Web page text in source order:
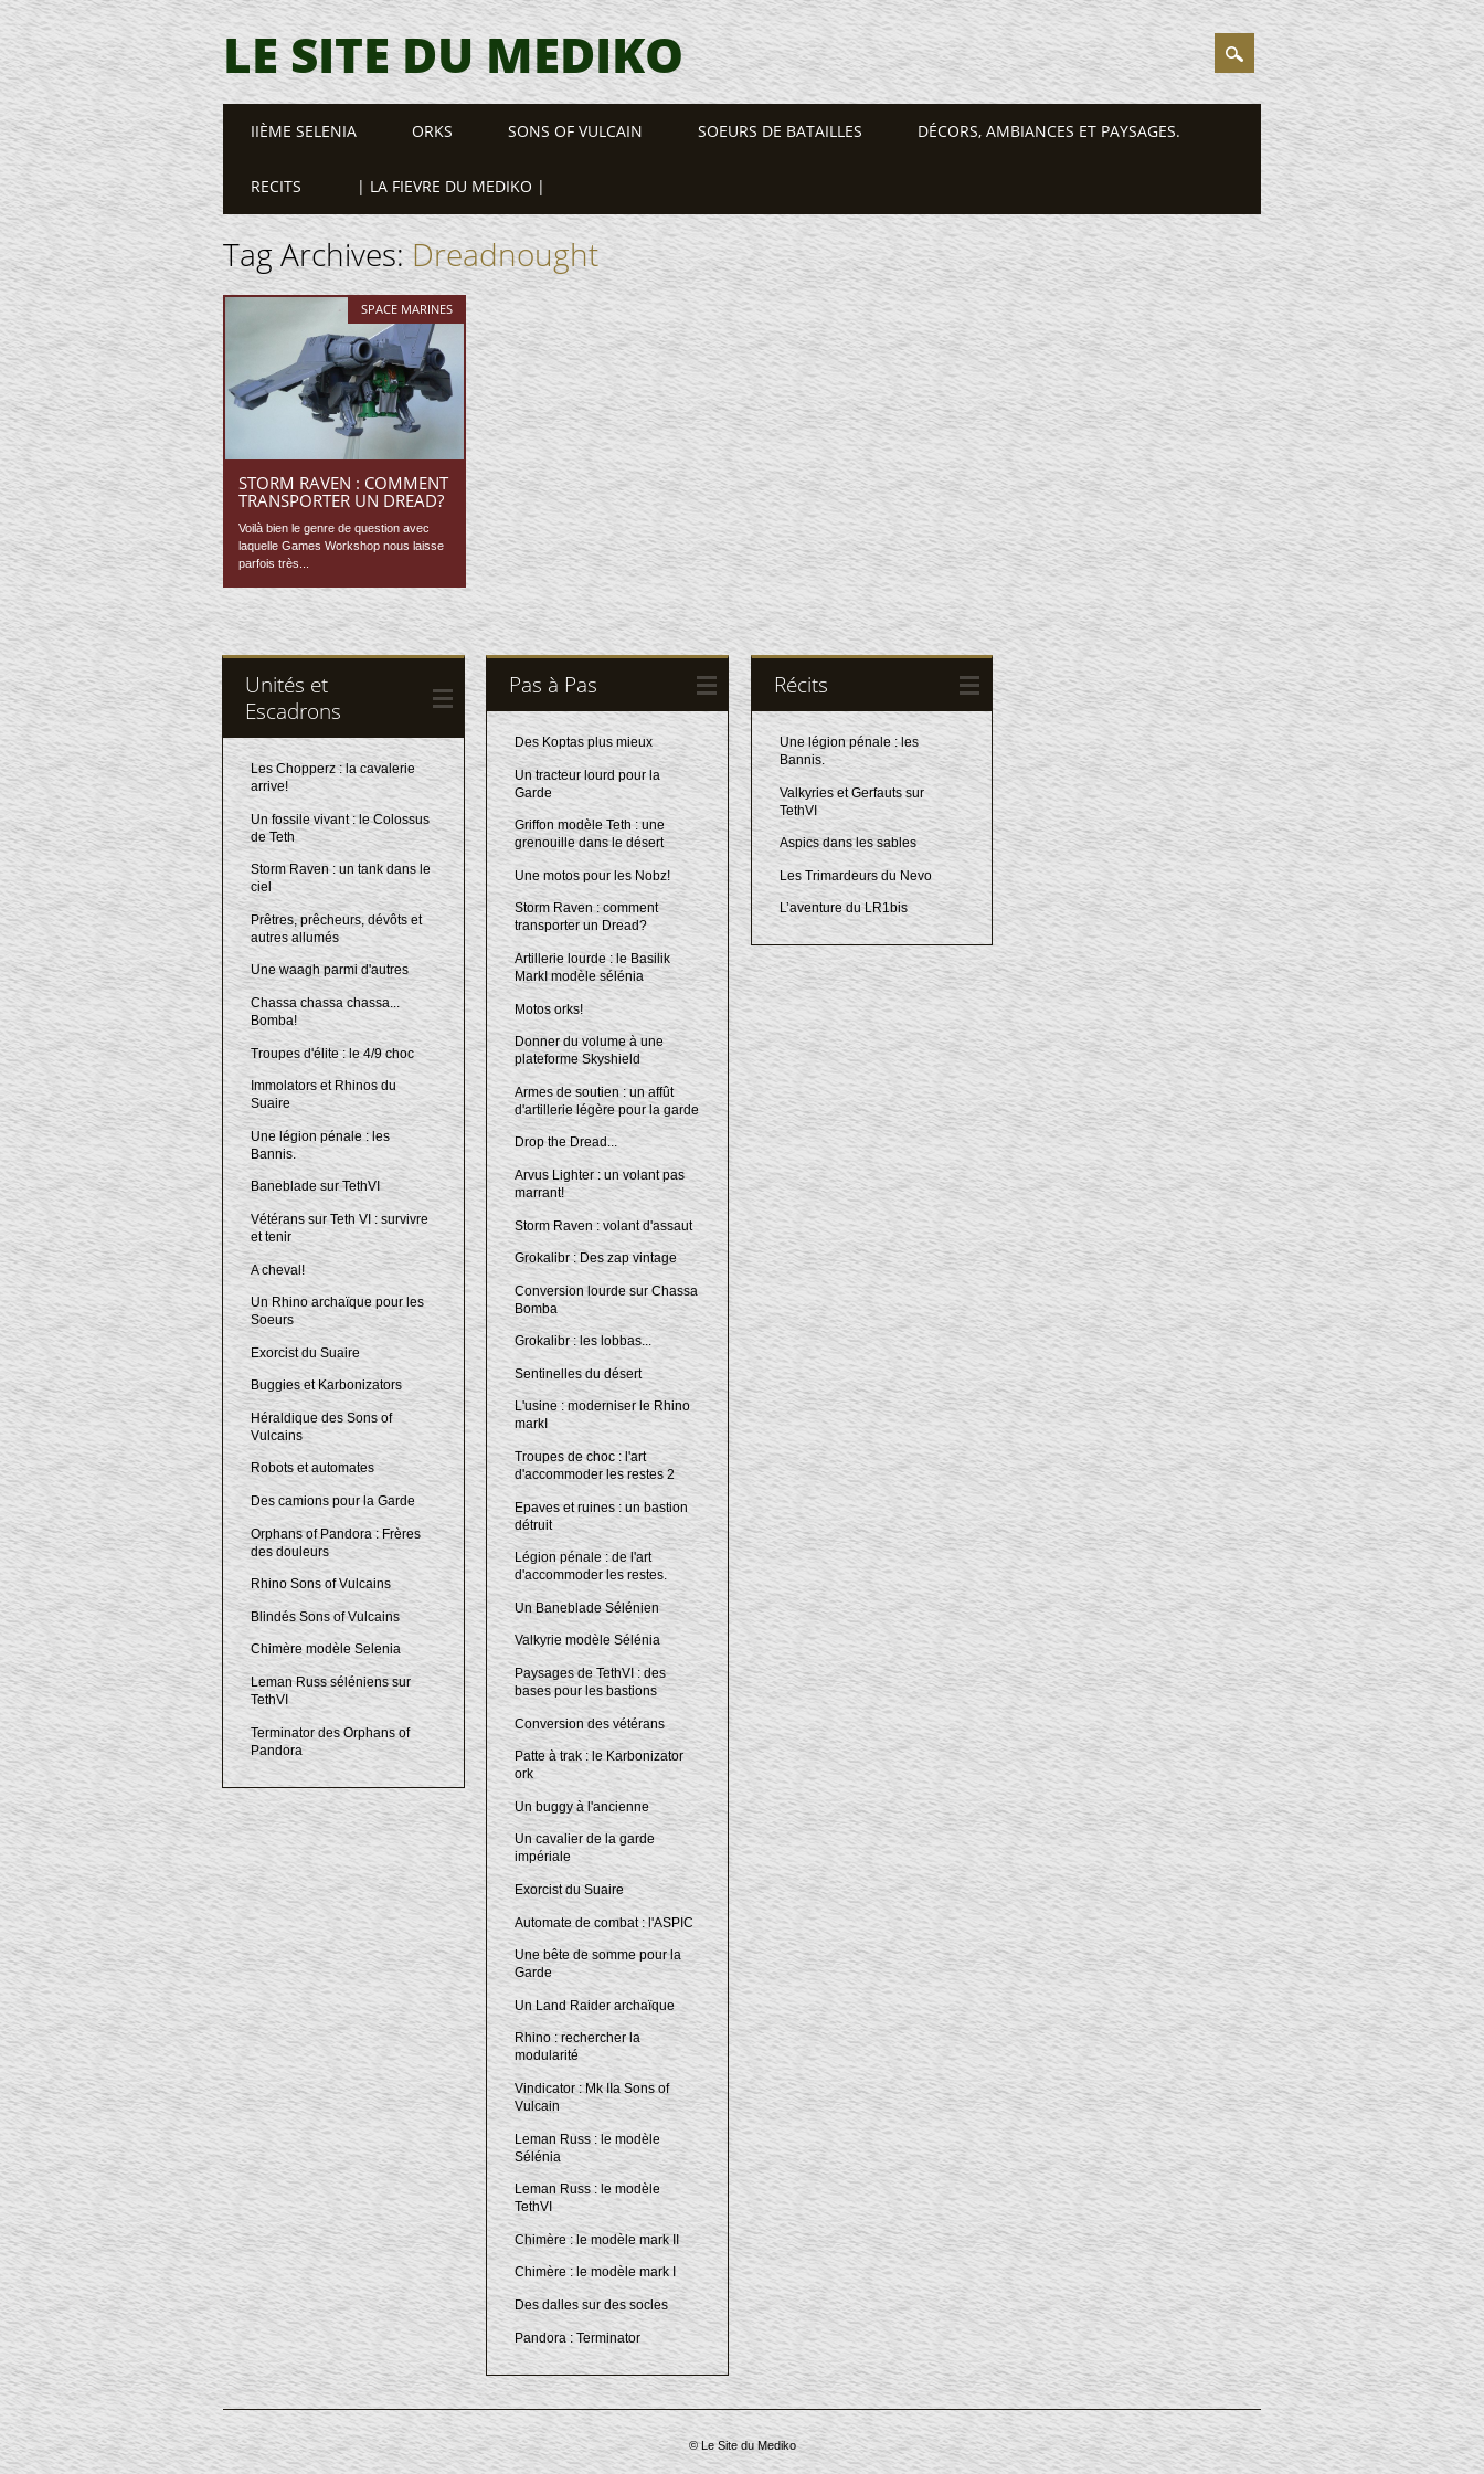
LE SITE DU MEDIKO
Main menu
IIÈME SELENIA ORKS SONS OF VULCAIN SOEURS DE BATAILLES DÉCORS, AMBIANCES ET PAYSAGES.
RECITS | LA FIEVRE DU MEDIKO |
Tag Archives:Dreadnought
SPACE MARINES
STORM RAVEN : COMMENT
TRANSPORTER UN DREAD?
Voilà bien le genre de question avec
laquelle Games Workshop nous laisse
parfois très...
Unités et
Escadrons
Les Chopperz : la cavalerie
arrive!
Un fossile vivant : le Colossus
de Teth
Storm Raven : un tank dans le
ciel
Prêtres, prêcheurs, dévôts et
autres allumés
Une waagh parmi d'autres
Chassa chassa chassa...
Bomba!
Troupes d'élite : le 4/9 choc
Immolators et Rhinos du
Suaire
Une légion pénale : les
Bannis.
Baneblade sur TethVI
Vétérans sur Teth VI : survivre
et tenir
A cheval!
Un Rhino archaïque pour les
Soeurs
Exorcist du Suaire
Buggies et Karbonizators
Héraldique des Sons of
Vulcains
Robots et automates
Des camions pour la Garde
Orphans of Pandora : Frères
des douleurs
Rhino Sons of Vulcains
Blindés Sons of Vulcains
Chimère modèle Selenia
Leman Russ séléniens sur
TethVI
Terminator des Orphans of
Pandora
Pas à Pas
Des Koptas plus mieux
Un tracteur lourd pour la
Garde
Griffon modèle Teth : une
grenouille dans le désert
Une motos pour les Nobz!
Storm Raven : comment
transporter un Dread?
Artillerie lourde : le Basilik
MarkI modèle sélénia
Motos orks!
Donner du volume à une
plateforme Skyshield
Armes de soutien : un affût
d'artillerie légère pour la garde
Drop the Dread...
Arvus Lighter : un volant pas
marrant!
Storm Raven : volant d'assaut
Grokalibr : Des zap vintage
Conversion lourde sur Chassa
Bomba
Grokalibr : les lobbas...
Sentinelles du désert
L'usine : moderniser le Rhino
markI
Troupes de choc : l'art
d'accommoder les restes 2
Epaves et ruines : un bastion
détruit
Légion pénale : de l'art
d'accommoder les restes.
Un Baneblade Sélénien
Valkyrie modèle Sélénia
Paysages de TethVI : des
bases pour les bastions
Conversion des vétérans
Patte à trak : le Karbonizator
ork
Un buggy à l'ancienne
Un cavalier de la garde
impériale
Exorcist du Suaire
Automate de combat : l'ASPIC
Une bête de somme pour la
Garde
Un Land Raider archaïque
Rhino : rechercher la
modularité
Vindicator : Mk IIa Sons of
Vulcain
Leman Russ : le modèle
Sélénia
Leman Russ : le modèle
TethVI
Chimère : le modèle mark II
Chimère : le modèle mark I
Des dalles sur des socles
Pandora : Terminator
Récits
Une légion pénale : les
Bannis.
Valkyries et Gerfauts sur
TethVI
Aspics dans les sables
Les Trimardeurs du Nevo
L’aventure du LR1bis
© Le Site du Mediko